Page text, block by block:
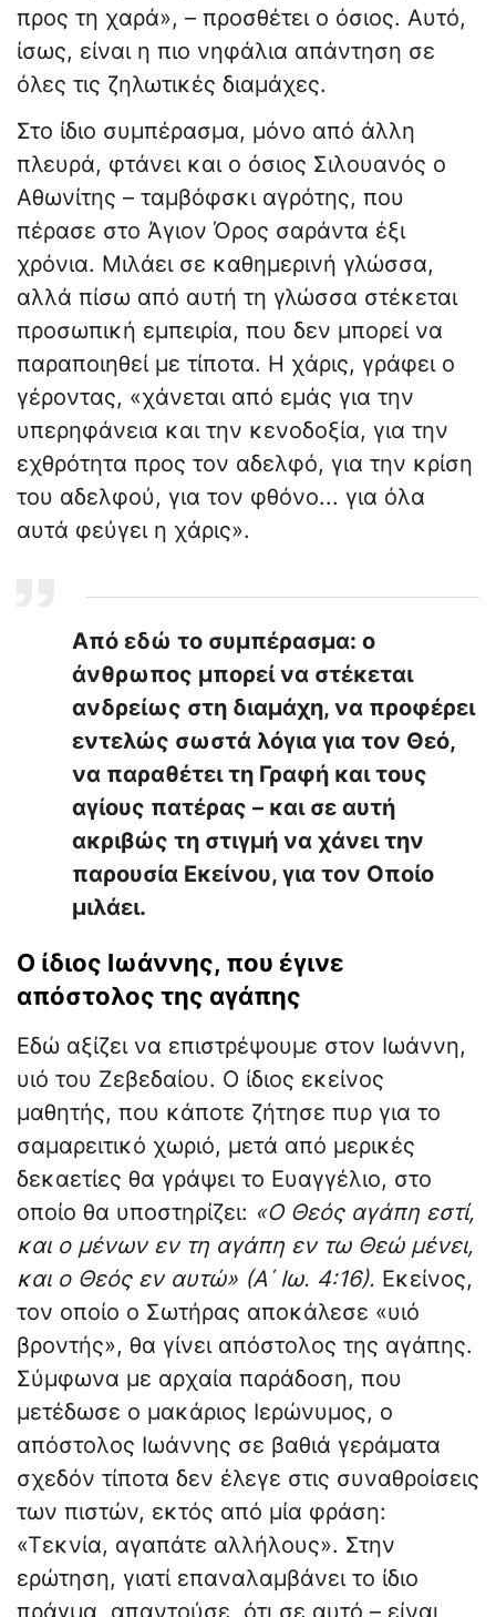
προς τη χαρά», – προσθέτει ο όσιος. Αυτό,
ίσως, είναι η πιο νηφάλια απάντηση σε
όλες τις ζηλωτικές διαμάχες.
Στο ίδιο συμπέρασμα, μόνο από άλλη
πλευρά, φτάνει και ο όσιος Σιλουανός ο
Αθωνίτης – ταμβόφσκι αγρότης, που
πέρασε στο Άγιον Όρος σαράντα έξι
χρόνια. Μιλάει σε καθημερινή γλώσσα,
αλλά πίσω από αυτή τη γλώσσα στέκεται
προσωπική εμπειρία, που δεν μπορεί να
παραποιηθεί με τίποτα. Η χάρις, γράφει ο
γέροντας, «χάνεται από εμάς για την
υπερηφάνεια και την κενοδοξία, για την
εχθρότητα προς τον αδελφό, για την κρίση
του αδελφού, για τον φθόνο... για όλα
αυτά φεύγει η χάρις».
Από εδώ το συμπέρασμα: ο
άνθρωπος μπορεί να στέκεται
ανδρείως στη διαμάχη, να προφέρει
εντελώς σωστά λόγια για τον Θεό,
να παραθέτει τη Γραφή και τους
αγίους πατέρας – και σε αυτή
ακριβώς τη στιγμή να χάνει την
παρουσία Εκείνου, για τον Οποίο
μιλάει.
Ο ίδιος Ιωάννης, που έγινε
απόστολος της αγάπης
Εδώ αξίζει να επιστρέψουμε στον Ιωάννη,
υιό του Ζεβεδαίου. Ο ίδιος εκείνος
μαθητής, που κάποτε ζήτησε πυρ για το
σαμαρειτικό χωριό, μετά από μερικές
δεκαετίες θα γράψει το Ευαγγέλιο, στο
οποίο θα υποστηρίζει: «Ο Θεός αγάπη εστί,
και ο μένων εν τη αγάπη εν τω Θεώ μένει,
και ο Θεός εν αυτώ» (Α΄ Ιω. 4:16). Εκείνος,
τον οποίο ο Σωτήρας αποκάλεσε «υιό
βροντής», θα γίνει απόστολος της αγάπης.
Σύμφωνα με αρχαία παράδοση, που
μετέδωσε ο μακάριος Ιερώνυμος, ο
απόστολος Ιωάννης σε βαθιά γεράματα
σχεδόν τίποτα δεν έλεγε στις συναθροίσεις
των πιστών, εκτός από μία φράση:
«Τεκνία, αγαπάτε αλλήλους». Στην
ερώτηση, γιατί επαναλαμβάνει το ίδιο